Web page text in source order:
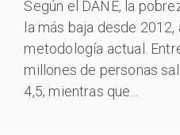
Según el DANE, la
la más baja desde
metodología actual.
millones de personas
4,5; mientras que...